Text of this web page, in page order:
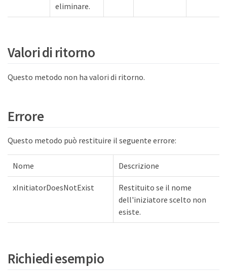
eliminare.
Valori di ritorno
Questo metodo non ha valori di ritorno.
Errore
Questo metodo può restituire il seguente errore:
Nome Descrizione
xInitiatorDoesNotExist
Restituito se il nome
dell'iniziatore scelto non
esiste.
Richiedi esempio